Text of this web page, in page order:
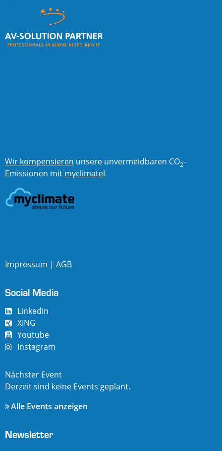
Wir kompensieren unsere unvermeidbaren CO2-
Emissionen mit myclimate!
Impressum | AGB
Social Media
LinkedIn
XING
Youtube
Instagram
Nächster Event
Derzeit sind keine Events geplant.
Alle Events anzeigen
Newsletter